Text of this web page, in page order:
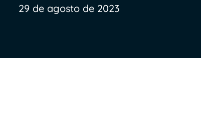
29 de agosto de 2023